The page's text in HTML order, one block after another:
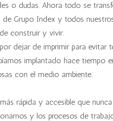
o dudas. Ahora todo se
Grupo Index y todos
construir y vivir.
dejar de imprimir para evitar
implantado hace tiempo
con el medio ambiente.
rápida y accesible que
y los procesos de